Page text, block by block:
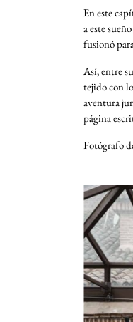
En este
a este
fusionó
Así, entre
tejido con
aventura
página
Fotógrafo